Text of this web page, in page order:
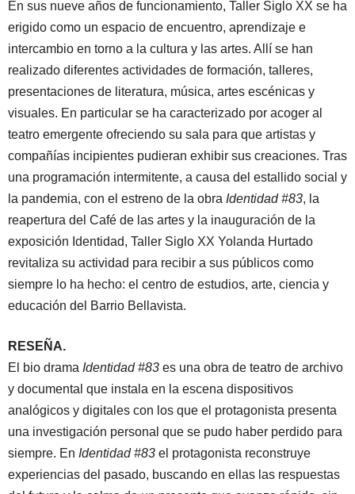
En sus nueve años de funcionamiento, Taller Siglo XX se ha
erigido como un espacio de encuentro, aprendizaje e
intercambio en torno a la cultura y las artes. Allí se han
realizado diferentes actividades de formación, talleres,
presentaciones de literatura, música, artes escénicas y
visuales. En particular se ha caracterizado por acoger al
teatro emergente ofreciendo su sala para que artistas y
compañías incipientes pudieran exhibir sus creaciones. Tras
una programación intermitente, a causa del estallido social y
la pandemia, con el estreno de la obra Identidad #83, la
reapertura del Café de las artes y la inauguración de la
exposición Identidad, Taller Siglo XX Yolanda Hurtado
revitaliza su actividad para recibir a sus públicos como
siempre lo ha hecho: el centro de estudios, arte, ciencia y
educación del Barrio Bellavista.
RESEÑA.
El bio drama Identidad #83 es una obra de teatro de archivo
y documental que instala en la escena dispositivos
analógicos y digitales con los que el protagonista presenta
una investigación personal que se pudo haber perdido para
siempre. En Identidad #83 el protagonista reconstruye
experiencias del pasado, buscando en ellas las respuestas